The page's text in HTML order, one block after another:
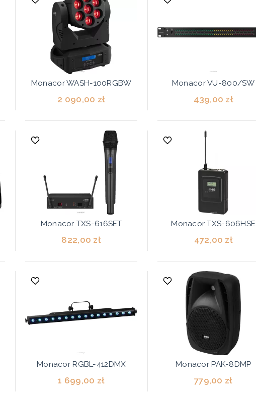
Monacor WASH-100RGBW
2 090,00 zł
Monacor VU-800/SW
439,00 zł
Monacor TXS-616SET
822,00 zł
Monacor TXS-606HSE
472,00 zł
Monacor RGBL-412DMX
1 699,00 zł
Monacor PAK-8DMP
779,00 zł